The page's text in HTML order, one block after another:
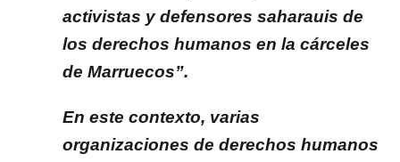
activistas y defensores saharauis de
los derechos humanos en la cárceles
de Marruecos”.
En este contexto, varias
organizaciones de derechos humanos